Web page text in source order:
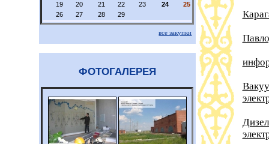
19
20 21 22 23 24
25
26
27 28 29
все закупки
ФОТОГАЛЕРЕЯ